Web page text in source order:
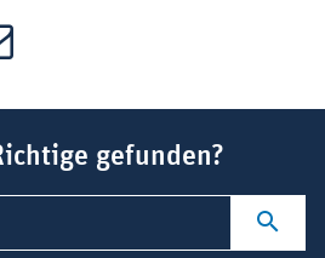
gefunden?